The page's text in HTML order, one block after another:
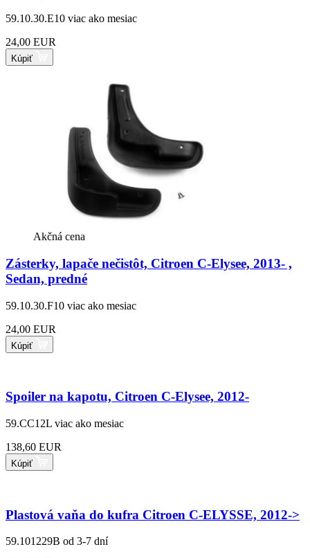
59.10.30.E10 viac ako mesiac
24,00 EUR
Kúpiť
Akčná cena
Zásterky, lapače nečistôt, Citroen C-Elysee, 2013- ,
Sedan, predné
59.10.30.F10 viac ako mesiac
24,00 EUR
Kúpiť
Spoiler na kapotu, Citroen C-Elysee, 2012-
59.CC12L viac ako mesiac
138,60 EUR
Kúpiť
Plastová vaňa do kufra Citroen C-ELYSSE, 2012->
59.101229B od 3-7 dní